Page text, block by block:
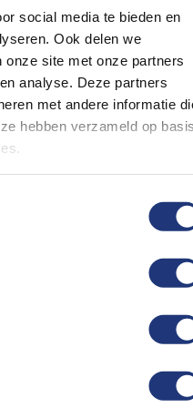
social media te bieden en
Ook delen we
site met onze partners
analyse. Deze partners
met andere informatie
hebben verzameld op
toe
aan
Voeg